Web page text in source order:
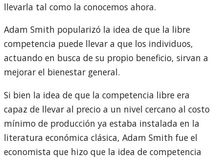
llevarla tal como la conocemos ahora.
Adam Smith popularizó la idea de que la libre
competencia puede llevar a que los individuos,
actuando en busca de su propio beneficio, sirvan a
mejorar el bienestar general.
Si bien la idea de que la competencia libre era
capaz de llevar al precio a un nivel cercano al costo
mínimo de producción ya estaba instalada en la
literatura económica clásica, Adam Smith fue el
economista que hizo que la idea de competencia